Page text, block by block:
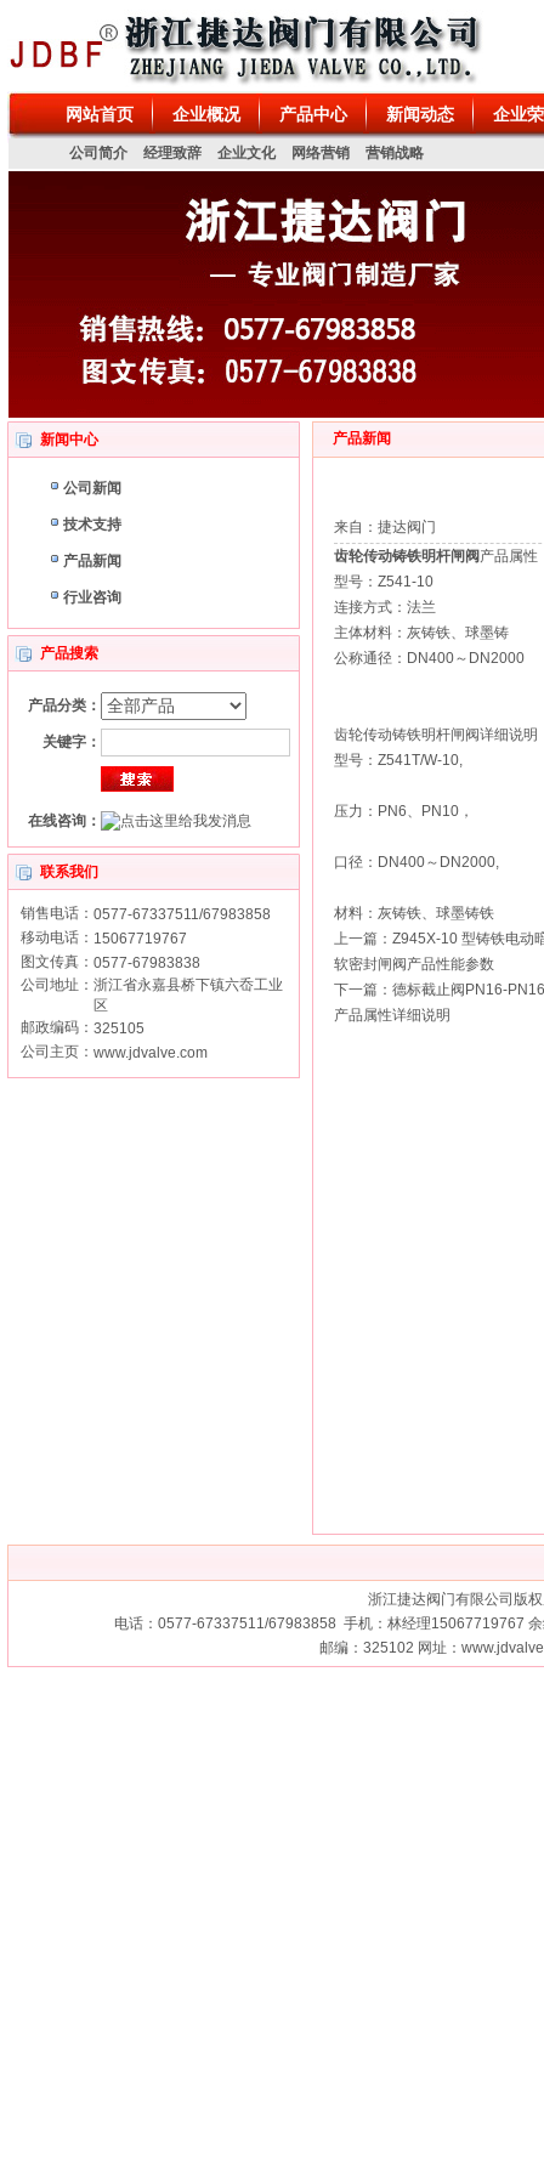
、电磁阀、排污阀、排气阀、针型阀、特殊阀门、真空泵、螺杆
网站首页 企业概况 产品中心 新闻动态 企业
公司简介 经理致辞 企业文化 网络营销 营销战略
新闻中心
公司新闻
技术支持
产品新闻
行业咨询
产品搜索
产品分类：
关键字：
在线咨询：
联系我们
销售电话： 0577-67337511/67983858
移动电话： 15067719767
图文传真： 0577-67983838
公司地址： 浙江省永嘉县桥下镇六岙工业
区
邮政编码： 325105
公司主页： www.jdvalve.com
产品新闻
来自：捷达阀门
齿轮传动铸铁明杆闸阀 产品属性
型号：Z541-10
连接方式：法兰
主体材料：灰铸铁、球墨铸
公称通径：DN400～DN2000
齿轮传动铸铁明杆闸阀详细说明
型号：Z541T/W-10,
压力：PN6、PN10，
口径：DN400～DN2000,
材料：灰铸铁、球墨铸铁
上一篇： Z945X-10 型铸铁电动
软密封闸阀产品性能参数
下一篇： 德标截止阀PN16-
产品属性详细说明
浙江捷达阀门有限公司版
电话：0577-67337511/67983858 手机：林经理15067719767
邮编：325102 网址：